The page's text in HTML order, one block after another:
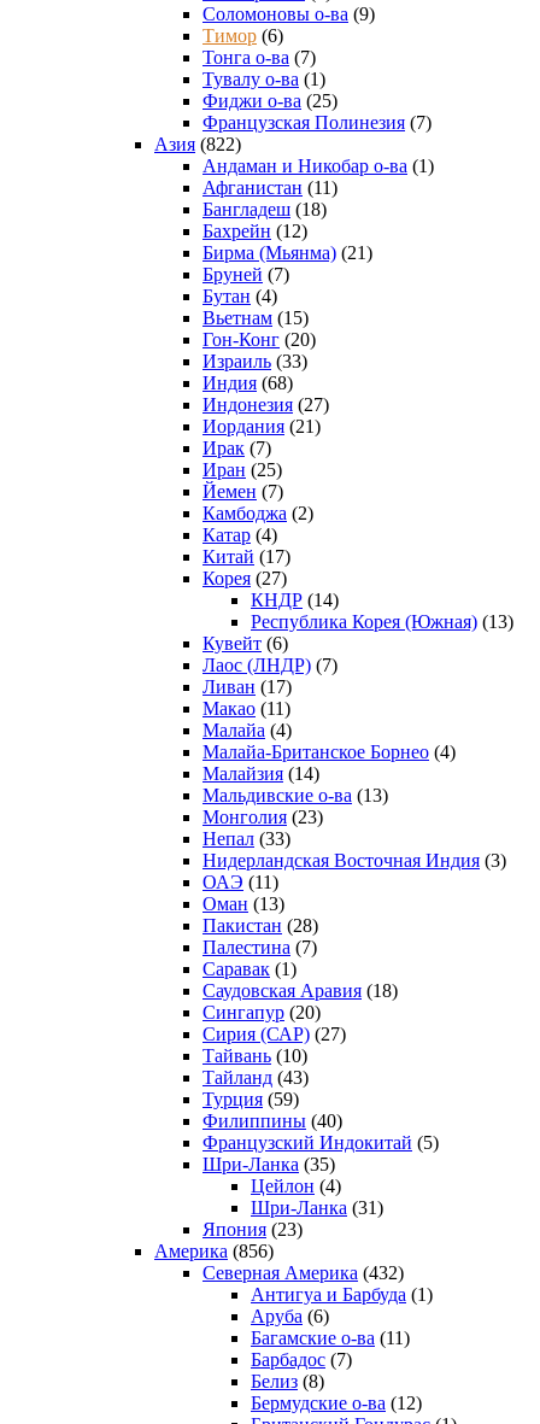
Соломоновы о-ва (9)
Тимор (6)
Тонга о-ва (7)
Тувалу о-ва (1)
Фиджи о-ва (25)
Французская Полинезия (7)
Азия (822)
Андаман и Никобар о-ва (1)
Афганистан (11)
Бангладеш (18)
Бахрейн (12)
Бирма (Мьянма) (21)
Бруней (7)
Бутан (4)
Вьетнам (15)
Гон-Конг (20)
Израиль (33)
Индия (68)
Индонезия (27)
Иордания (21)
Ирак (7)
Иран (25)
Йемен (7)
Камбоджа (2)
Катар (4)
Китай (17)
Корея (27)
КНДР (14)
Республика Корея (Южная) (13)
Кувейт (6)
Лаос (ЛНДР) (7)
Ливан (17)
Макао (11)
Малайа (4)
Малайа-Британское Борнео (4)
Малайзия (14)
Мальдивские о-ва (13)
Монголия (23)
Непал (33)
Нидерландская Восточная Индия (3)
ОАЭ (11)
Оман (13)
Пакистан (28)
Палестина (7)
Саравак (1)
Саудовская Аравия (18)
Сингапур (20)
Сирия (САР) (27)
Тайвань (10)
Тайланд (43)
Турция (59)
Филиппины (40)
Французский Индокитай (5)
Шри-Ланка (35)
Цейлон (4)
Шри-Ланка (31)
Япония (23)
Америка (856)
Северная Америка (432)
Антигуа и Барбуда (1)
Аруба (6)
Багамские о-ва (11)
Барбадос (7)
Белиз (8)
Бермудские о-ва (12)